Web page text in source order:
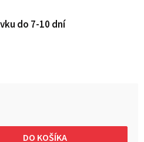
do 7-10 dní
DO KOŠÍKA